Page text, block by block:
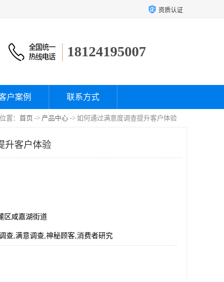
资质认证
18124195007
户案例 联系方式
置： 首页 -> 产品中心 -> 如何通过满意度调查提升客户体验
升客户体验
区咸嘉湖街道
查,满意调查,神秘顾客,消费者研究